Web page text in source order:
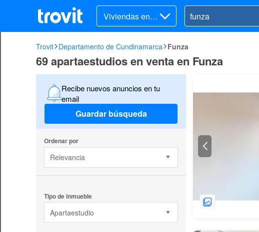
Viviendas en v
enta
Trovit Departamento de Cundinamarca Funza
69 apartaestudios en venta en Funza
Recibe nuevos anuncios en tu
email
Guardar búsqueda
Ordenar por
Relevancia
Tipo de inmueble
Apartaestudio